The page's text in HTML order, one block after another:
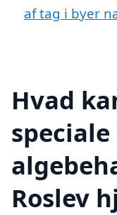
af tag i byer
Hvad
speciale
Roslev